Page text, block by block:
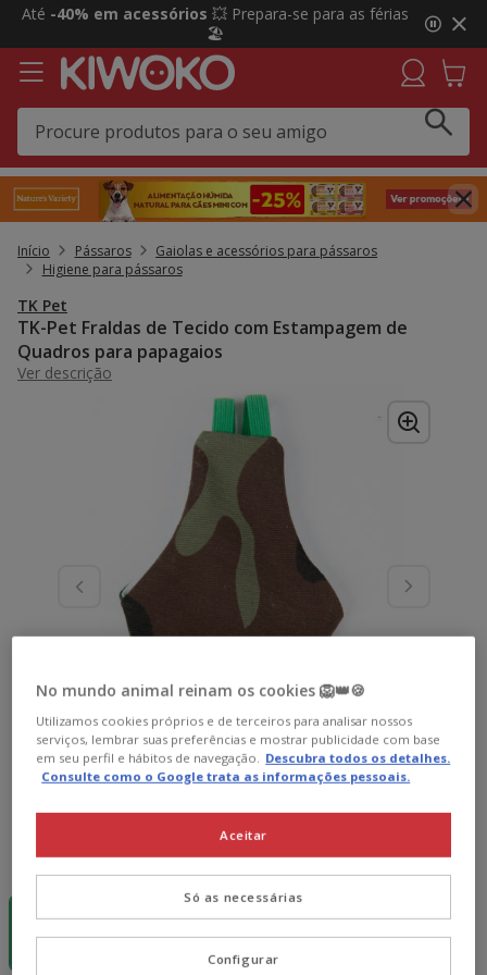
2
3,
mensagem,
Até -40% em acessórios 💥 Prepara-se para as férias
🏖️
Início Pássaros
Gaiolas e acessórios para pássaros
Higiene para pássaros
TK Pet
TK-Pet Fraldas de Tecido com Estampagem de
Quadros para papagaios
Ver descrição
Cor:Camuflaje
Camuflaje Cuadros
-15€ c/
Naranja
No mundo animal reinam os cookies 🦁👑🍪
Utilizamos cookies próprios e de terceiros para analisar nossos
serviços, lembrar suas preferências e mostrar publicidade com base
em seu perfil e hábitos de navegação. Descubra todos os detalhes.
Consulte como o Google trata as informações pessoais.
Só as necessárias
Aceitar
Configurar